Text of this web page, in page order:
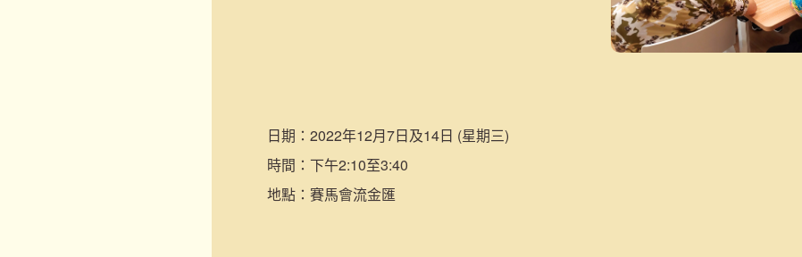
日期： 2022年12月7日及14日 (星期三)
時間： 下午2:10至3:40
地點： 賽馬會流金匯